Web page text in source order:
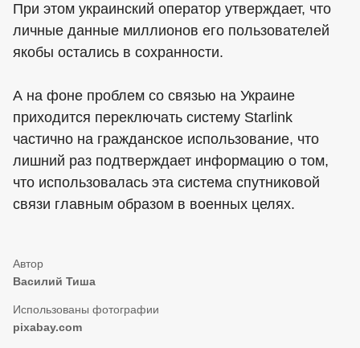
При этом украинский оператор утверждает, что
личные данные миллионов его пользователей
якобы остались в сохранности.
А на фоне проблем со связью на Украине
приходится переключать систему Starlink
частично на гражданское использование, что
лишний раз подтверждает информацию о том,
что использовалась эта система спутниковой
связи главным образом в военных целях.
Василий Тиша
pixabay.com